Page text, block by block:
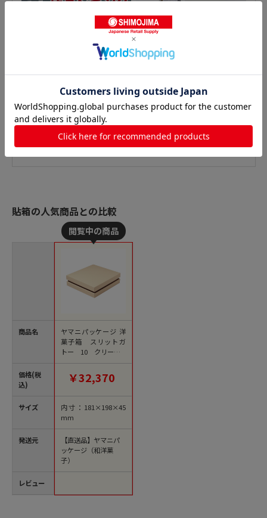
貼箱の人気商品との比較
商品名
価格(税
込)
サイズ
発送元
レビュー
ヤマニパッケージ 洋
菓子箱 スリットガ
トー 10 クリーム 2
0-360A 100セット/箱
（ご注文単位1箱）
【直送品】
￥32,370
内寸：181×198×45
mm
【直送品】ヤマニパ
ッケージ（和洋菓
子）